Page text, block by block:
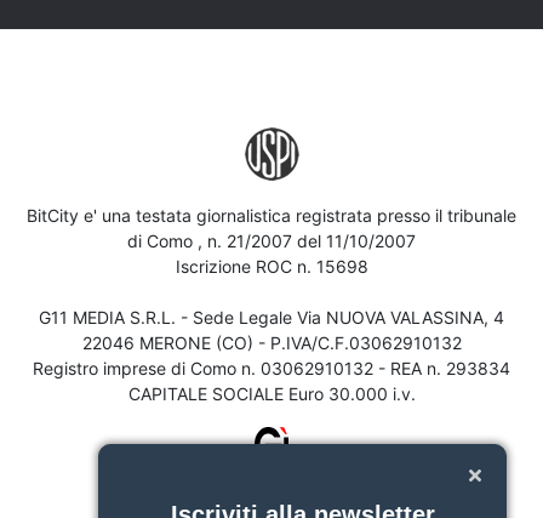
BitCity e' una testata giornalistica registrata presso il tribunale
di Como , n. 21/2007 del 11/10/2007
Iscrizione ROC n. 15698
G11 MEDIA S.R.L. - Sede Legale Via NUOVA VALASSINA, 4
22046 MERONE (CO) - P.IVA/C.F.03062910132
Registro imprese di Como n. 03062910132 - REA n. 293834
CAPITALE SOCIALE Euro 30.000 i.v.